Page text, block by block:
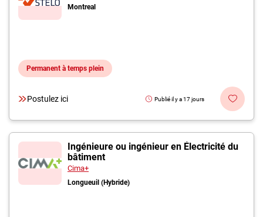
Montreal
Permanent à temps plein
Postulez ici Publié il y a 17 jours
Ingénieure ou ingénieur en Électricité du
bâtiment
Cima+
Longueuil (Hybride)